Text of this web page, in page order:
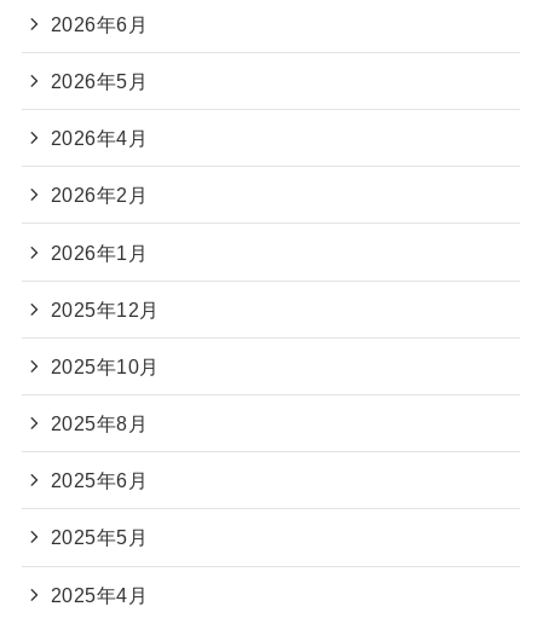
2026年6月
2026年5月
2026年4月
2026年2月
2026年1月
2025年12月
2025年10月
2025年8月
2025年6月
2025年5月
2025年4月